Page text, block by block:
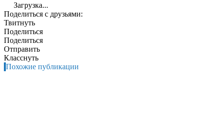
Загрузка...
Поделиться с друзьями:
Твитнуть
Поделиться
Поделиться
Отправить
Класснуть
Похожие публикации